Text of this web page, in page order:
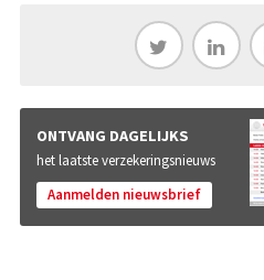
ONTVANG DAGELIJKS
het laatste verzekeringsnieuws
Aanmelden nieuwsbrief